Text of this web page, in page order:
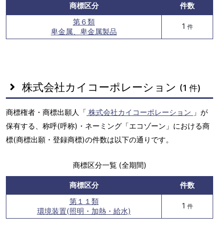
商標区分
件数
第６類
卑金属、卑金属製品
1 件
株式会社カイコーポレーション (1 件)
商標権者・商標出願人「 株式会社カイコーポレーション 」が
保有する、称呼(呼称)・ネーミング「エコゾーン」における商
標(商標出願・登録商標)の件数は以下の通りです。
商標区分一覧 (全期間)
商標区分
件数
第１１類
環境装置(照明・加熱・給水)
1 件